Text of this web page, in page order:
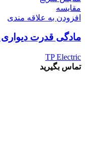
مقايسه
افزودن به علاقه مندی
مادگی قدرت دیواری 5/32/44 TP Electric
TP Electric
تماس بگیرید